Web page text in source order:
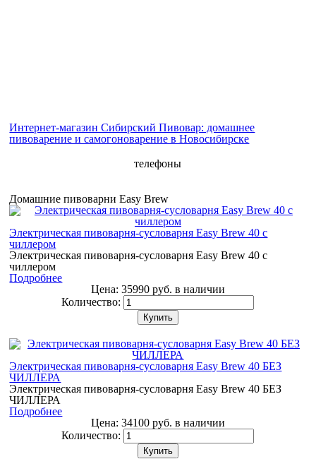
Интернет-магазин Сибирский Пивовар: домашнее
пивоварение и самогоноварение в Новосибирске
телефоны
Домашние пивоварни Easy Brew
Электрическая пивоварня-сусловарня Easy Brew 40 с
чиллером
Электрическая пивоварня-сусловарня Easy Brew 40 с
чиллером
Подробнее
Цена: 35990 руб. в наличии
Количество:
Купить
Электрическая пивоварня-сусловарня Easy Brew 40 БЕЗ
ЧИЛЛЕРА
Электрическая пивоварня-сусловарня Easy Brew 40 БЕЗ
ЧИЛЛЕРА
Подробнее
Цена: 34100 руб. в наличии
Количество:
Купить